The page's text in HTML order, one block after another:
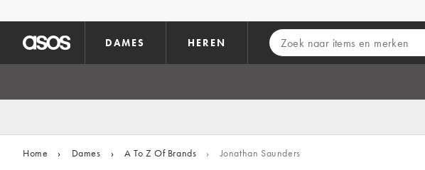
DAMES HEREN
Home › Dames › A To Z Of Brands › Jonathan Saunders